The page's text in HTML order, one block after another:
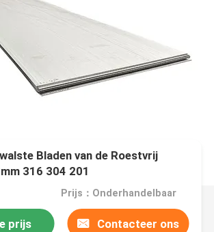
Bladen van de Roestvrij
316 304 201
Prijs：Onderhandelbaar
prijs Contacteer ons